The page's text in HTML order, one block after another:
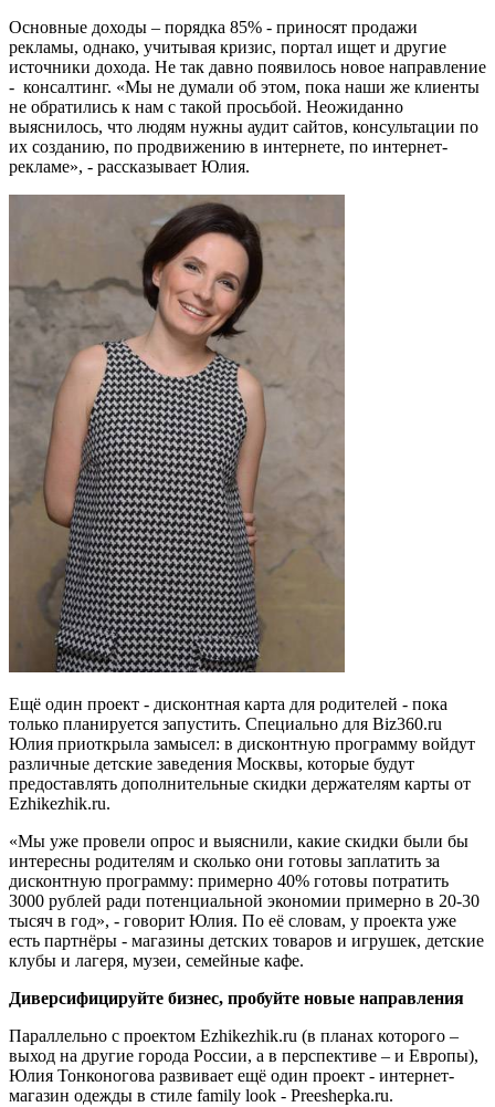
Основные доходы – порядка 85% - приносят продажи
рекламы, однако, учитывая кризис, портал ищет и другие
источники дохода. Не так давно появилось новое направление
- консалтинг. «Мы не думали об этом, пока наши же клиенты
не обратились к нам с такой просьбой. Неожиданно
выяснилось, что людям нужны аудит сайтов, консультации по
их созданию, по продвижению в интернете, по интернет-
рекламе», - рассказывает Юлия.
Ещё один проект - дисконтная карта для родителей - пока
только планируется запустить. Специально для Biz360.ru
Юлия приоткрыла замысел: в дисконтную программу войдут
различные детские заведения Москвы, которые будут
предоставлять дополнительные скидки держателям карты от
Еzhikezhik.ru.
«Мы уже провели опрос и выяснили, какие скидки были бы
интересны родителям и сколько они готовы заплатить за
дисконтную программу: примерно 40% готовы потратить
3000 рублей ради потенциальной экономии примерно в 20-30
тысяч в год», - говорит Юлия. По её словам, у проекта уже
есть партнёры - магазины детских товаров и игрушек, детские
клубы и лагеря, музеи, семейные кафе.
Диверсифицируйте бизнес, пробуйте новые направления
Параллельно с проектом Еzhikezhik.ru (в планах которого –
выход на другие города России, а в перспективе – и Европы),
Юлия Тонконогова развивает ещё один проект - интернет-
магазин одежды в стиле family look - Preeshepka.ru.